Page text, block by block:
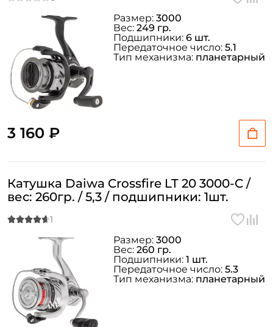
3 160 ₽
Размер: 3000
Вес: 249 гр.
Подшипники: 6 шт.
Передаточное число: 5.1
Тип механизма: планетарный
Катушка Daiwa Crossfire LT 20 3000-C /
вес: 260гр. / 5,3 / подшипники: 1шт.
Размер: 3000
Вес: 260 гр.
Подшипники: 1 шт.
Передаточное число: 5.3
Тип механизма: планетарный